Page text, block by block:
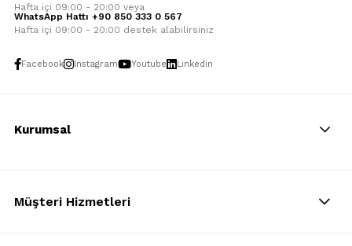
Hafta içi 09:00 - 20:00 veya
WhatsApp Hattı +90 850 333 0 567
Hafta içi 09:00 - 20:00 destek alabilirsiniz
Facebook Instagram Youtube Linkedin
Kurumsal
Müşteri Hizmetleri